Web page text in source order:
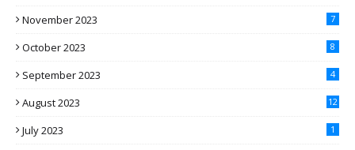
November 2023 7
October 2023 8
September 2023 4
August 2023 12
July 2023 1